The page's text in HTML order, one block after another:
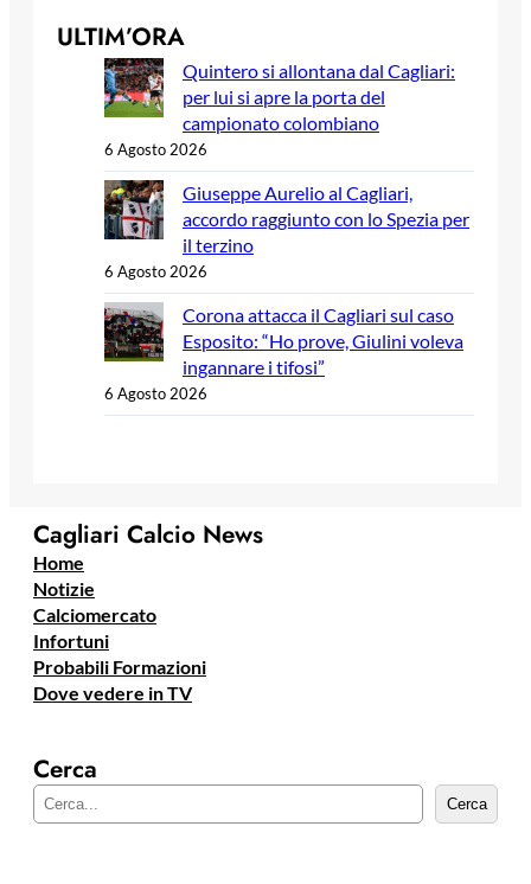
ULTIM’ORA
Quintero si allontana dal Cagliari:
per lui si apre la porta del
campionato colombiano
6 Agosto 2026
Giuseppe Aurelio al Cagliari,
accordo raggiunto con lo Spezia per
il terzino
6 Agosto 2026
Corona attacca il Cagliari sul caso
Esposito: “Ho prove, Giulini voleva
ingannare i tifosi”
6 Agosto 2026
Cagliari Calcio News
Home
Notizie
Calciomercato
Infortuni
Probabili Formazioni
Dove vedere in TV
Cerca
e
Cerca